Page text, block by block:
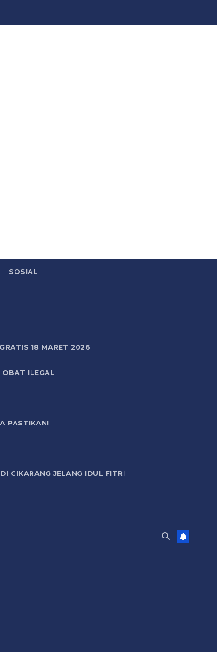
SOSIAL
18 MARET 2026
OBAT ILEGAL
PASTIKAN!
CIKARANG JELANG IDUL FITRI